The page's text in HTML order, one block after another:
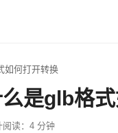
如何打开转换
是glb格
读：4 分钟